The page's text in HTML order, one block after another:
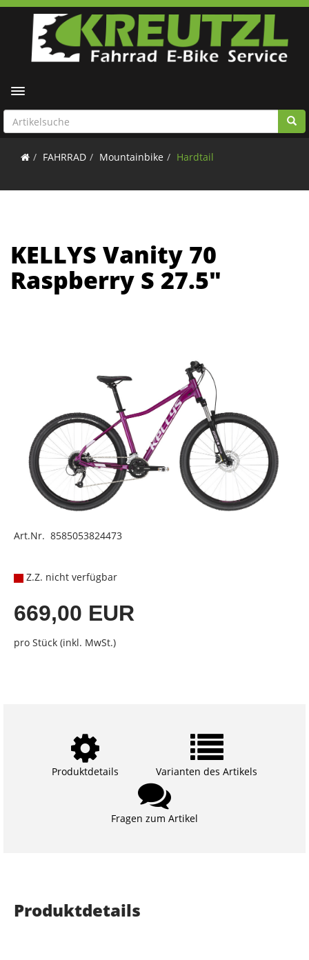
Toggle navigation
FAHRRAD Mountainbike Hardtail
KELLYS Vanity 70
Raspberry S 27.5"
Art.Nr. 8585053824473
Z.Z. nicht verfügbar
669,00 EUR
pro Stück (inkl. MwSt.)
Produktdetails Varianten des Artikels
Fragen zum Artikel
Produktdetails